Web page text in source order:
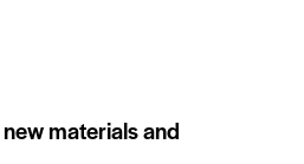
materials and